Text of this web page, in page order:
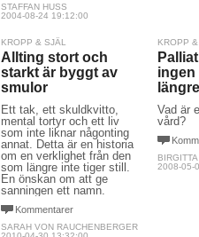
STAFFAN HUSS
2004-08-24 19:12:00
KROPP & SJÄL
Allting stort och
starkt är byggt av
smulor
Ett tak, ett skuldkvitto,
mental tortyr och ett liv
som inte liknar någonting
annat. Detta är en historia
om en verklighet från den
som längre inte tiger still.
En önskan om att ge
sanningen ett namn.
Kommentarer
SARAH VON RAUCHENBERGER
KROPP
Vad är
vård?
2008-05-